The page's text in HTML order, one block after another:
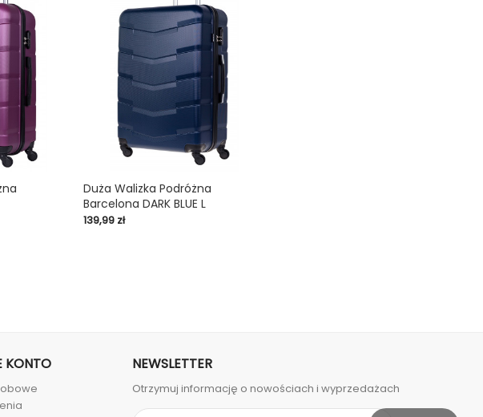
Duża Walizka Podróżna
Barcelona DARK BLUE L
Cena
139,99 zł
shopping_cart
KONTO NEWSLETTER
Otrzymuj informację o nowościach i wyprzedażach